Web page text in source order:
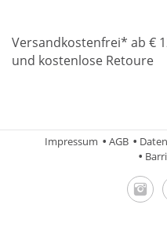
Versandkostenfrei* ab €
und kostenlose Retoure
Impressum AGB